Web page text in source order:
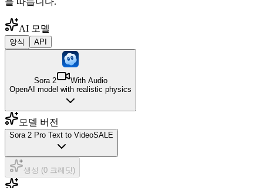
AI 모델
양식 API
Sora 2
With Audio
OpenAI model with realistic physics
모델 버전
Sora 2 Pro Text to VideoSALE
생성 (0 크레딧)